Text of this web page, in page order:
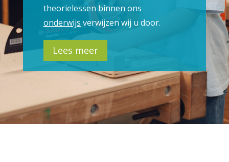
theorielessen binnen ons
onderwijs verwijzen wij u door.
Lees meer